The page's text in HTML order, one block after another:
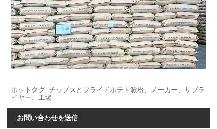
ホットタグ: チップスとフライドポテト澱粉、メーカー、サプラ
イヤー、工場
お問い合わせを送信